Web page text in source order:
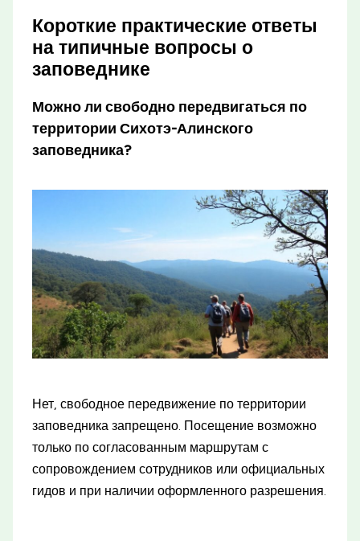
Короткие практические ответы
на типичные вопросы о
заповеднике
Можно ли свободно передвигаться по
территории Сихотэ-Алинского
заповедника?
Нет, свободное передвижение по территории
заповедника запрещено. Посещение возможно
только по согласованным маршрутам с
сопровождением сотрудников или официальных
гидов и при наличии оформленного разрешения.